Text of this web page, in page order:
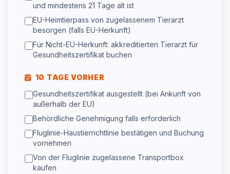
und mindestens 21 Tage alt ist
EU-Heimtierpass von zugelassenem Tierarzt
besorgen (falls EU-Herkunft)
Für Nicht-EU-Herkunft: akkreditierten Tierarzt für
Gesundheitszertifikat buchen
10 TAGE VORHER
Gesundheitszertifikat ausgestellt (bei Ankunft von
außerhalb der EU)
Behördliche Genehmigung falls erforderlich
Fluglinie-Haustierrichtlinie bestätigen und Buchung
vornehmen
Von der Fluglinie zugelassene Transportbox
kaufen